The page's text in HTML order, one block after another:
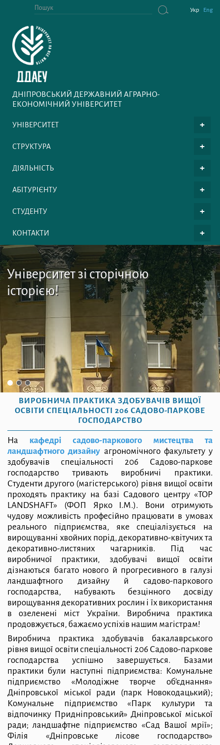
Укр Eng
ДНІПРОВСЬКИЙ ДЕРЖАВНИЙ АГРАРНО-
ЕКОНОМІЧНИЙ УНІВЕРСИТЕТ
УНІВЕРСИТЕТ
СТРУКТУРА
ДІЯЛЬНІСТЬ
АБІТУРІЄНТУ
СТУДЕНТУ
КОНТАКТИ
Університет зі сторічною
історією!
ВИРОБНИЧА ПРАКТИКА ЗДОБУВАЧІВ ВИЩОЇ
ОСВІТИ СПЕЦІАЛЬНОСТІ 206 САДОВО-ПАРКОВЕ
ГОСПОДАРСТВО
На кафедрі садово-паркового мистецтва та
ландшафтного дизайну агрономічного факультету у
здобувачів спеціальності 206 Садово-паркове
господарство тривають виробничі практики.
Студенти другого (магістерського) рівня вищої освіти
проходять практику на базі Садового центру «TOP
LANDSHAFT» (ФОП Ярко І.М.). Вони отримують
чудову можливість професійно працювати в умовах
реального підприємства, яке спеціалізується на
вирощуванні хвойних порід, декоративно-квітучих та
декоративно-листяних чагарників. Під час
виробничої практики, здобувачі вищої освіти
дізнаються багато нового й прогресивного в галузі
ландшафтного дизайну й садово-паркового
господарства, набувають безцінного досвіду
вирощування декоративних рослин і їх використання
в озеленені міст України. Виробнича практика
продовжується, бажаємо успіхів нашим магістрам!
Виробнича практика здобувачів бакалаврського
рівня вищої освіти спеціальності 206 Садово-паркове
господарства успішно завершується. Базами
практики були наступні підприємства: Комунальне
підприємство «Молодіжне творче об’єднання»
Дніпровської міської ради (парк Новокодацький);
Комунальне підприємство «Парк культури та
відпочинку Придніпровський» Дніпровської міської
ради; ландшафтне підприємство «Сад Вашої мрії»;
Філія «Дніпровське лісове господарство»